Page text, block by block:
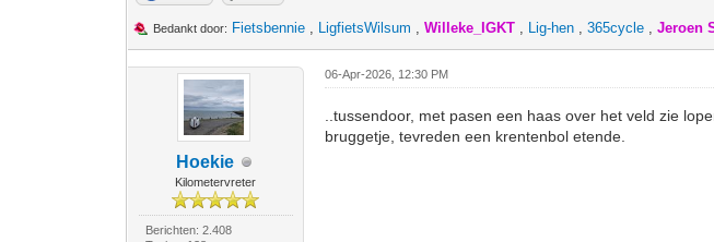
Bedankt door: Fietsbennie , LigfietsWilsum ,Willeke_IGKT , Lig-hen ,365cycle ,Jeroen
Hoekie
Kilometervreter
Berichten: 2.408
06-Apr-2026, 12:30 PM
..tussendoor, met pasen een haas over het veld zie
bruggetje, tevreden een krentenbol etende.